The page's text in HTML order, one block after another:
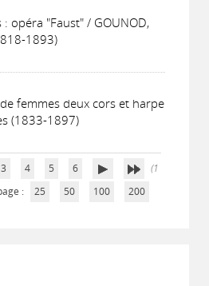
opéra "Faust" / GOUNOD,
1893)
femmes deux cors et harpe
(1833-1897)
3 4 5 6
(1
: 25 50 100 200